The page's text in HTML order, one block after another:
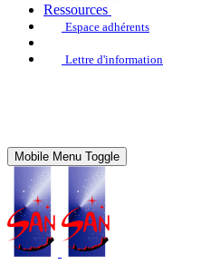
Ressources
Espace adhérents
Lettre d'information
Mobile Menu Toggle